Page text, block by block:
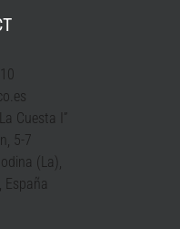
Cuesta I”
5-7
(La),
España